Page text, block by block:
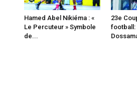
Hamed Abel Nikiéma : «
Le Percuteur » Symbole
de...
23e
football: